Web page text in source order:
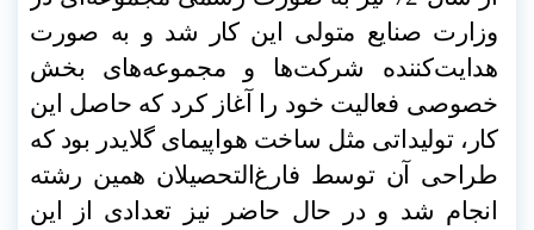
وزارت صنایع متولی این کار شد و به صورت
هدایت‌کننده شرکت‌ها و مجموعه‌های بخش
خصوصی فعالیت خود را آغاز کرد که حاصل این
کار، تولیداتی مثل ساخت هواپیمای گلایدر بود که
طراحی آن توسط فارغ‌التحصیلان همین رشته
انجام شد و در حال حاضر نیز تعدادی از این